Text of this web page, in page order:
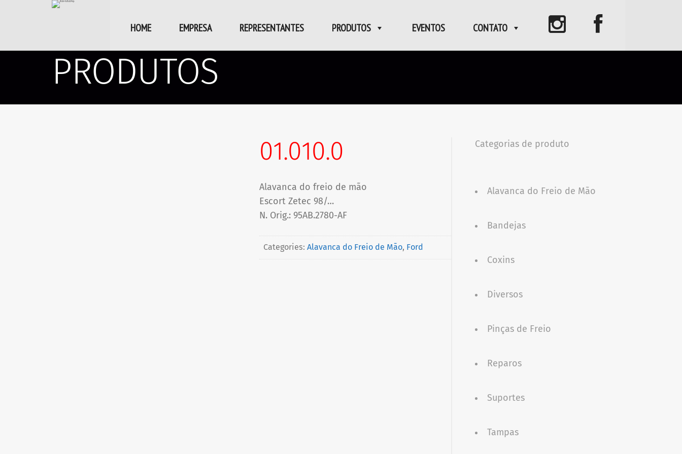
HOME EMPRESA REPRESENTANTES PRODUTOS EVENTOS CONTATO
PRODUTOS
01.010.0
Alavanca do freio de mão
Escort Zetec 98/…
N. Orig.: 95AB.2780-AF
Categories:Alavanca do Freio de Mão, Ford
Categorias de produto
Alavanca do Freio de Mão
Bandejas
Coxins
Diversos
Pinças de Freio
Reparos
Suportes
Tampas